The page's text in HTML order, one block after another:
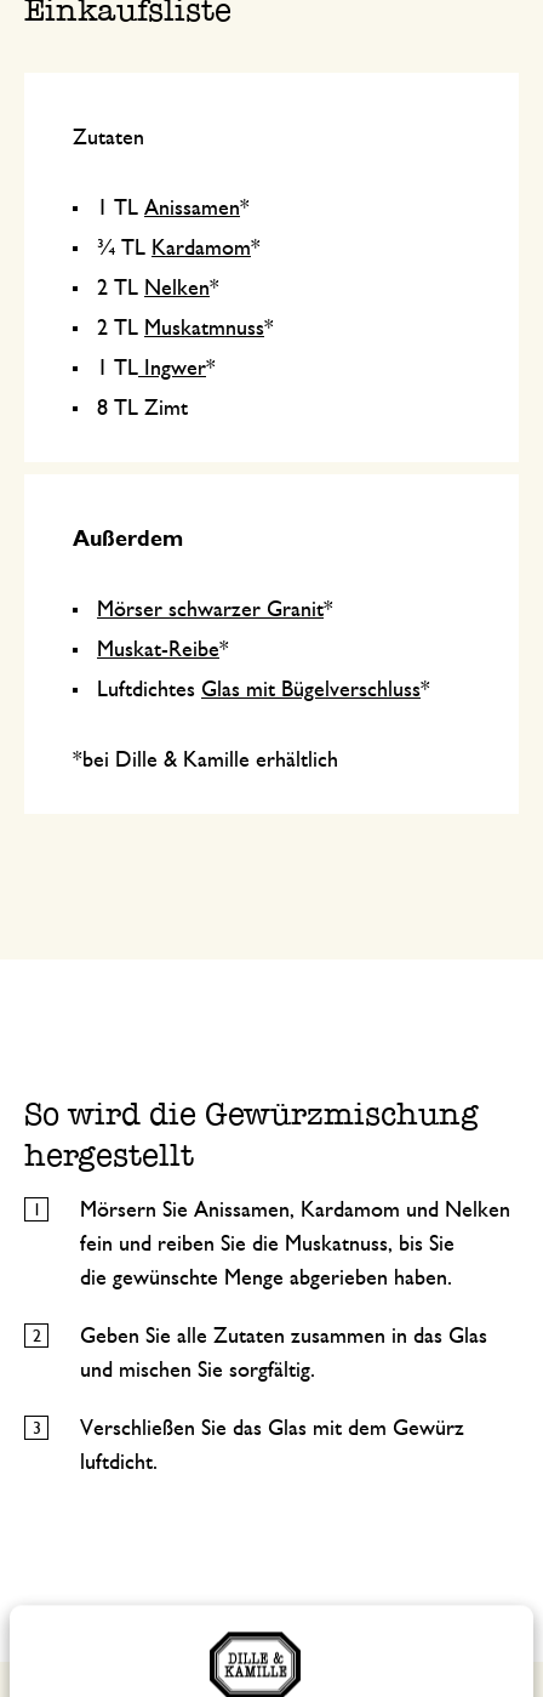
Einkaufsliste
Zutaten
1 TL Anissamen*
¾ TL Kardamom*
2 TL Nelken*
2 TL Muskatmnuss*
1 TL Ingwer*
8 TL Zimt
Außerdem
Mörser schwarzer Granit*
Muskat-Reibe*
Luftdichtes Glas mit Bügelverschluss*
*bei Dille & Kamille erhältlich
So wird die Gewürzmischung
hergestellt
Mörsern Sie Anissamen, Kardamom und Nelken
fein und reiben Sie die Muskatnuss, bis Sie
die gewünschte Menge abgerieben haben.
Geben Sie alle Zutaten zusammen in das Glas
und mischen Sie sorgfältig.
Verschließen Sie das Glas mit dem Gewürz
luftdicht.